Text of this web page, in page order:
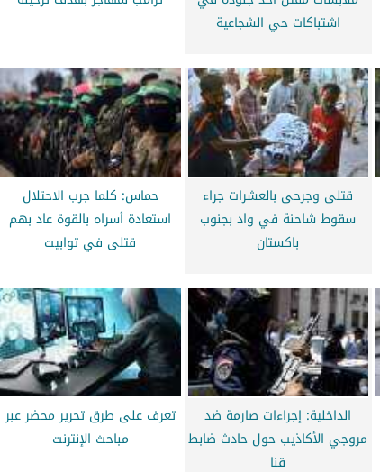
اشتباكات حي الشجاعية
قتلى وجرحى بالعشرات جراء
سقوط شاحنة في واد بجنوب
باكستان
حماس: كلما جرب الاحتلال
استعادة أسراه بالقوة عاد بهم
قتلى في توابيت
الداخلية: إجراءات صارمة ضد
مروجي الأكاذيب حول حادث ضابط
قنا
تعرف على طرق تحرير محضر عبر
مباحث الإنترنت